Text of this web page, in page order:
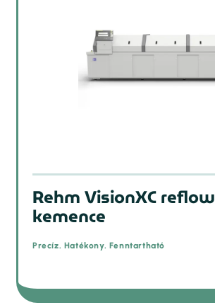
Rehm VisionXC reflow
kemence
Precíz. Hatékony. Fenntartható